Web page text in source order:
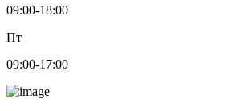
09:00-18:00
Пт
09:00-17:00